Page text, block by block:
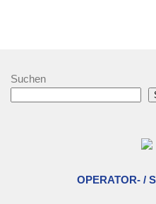
Suchen
OPERATOR- /